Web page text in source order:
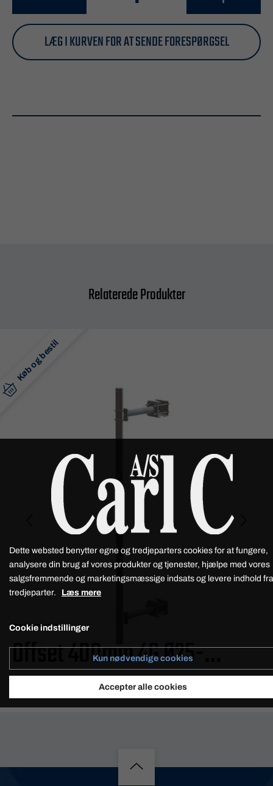
LÆG I KURVEN FOR AT SENDE FORESPØRGSEL
Relaterede Produkter
Køb og bestil
SHOPPEN
Offset 400mm 4G Ø25-
150mm
FORESPØRG PÅ PRODUKT
Dette websted benytter egne og tredjeparters cookies for at fungere,
analysere din brug af vores produkter og tjenester, hjælpe med vores
salgsfremmende og marketingsmæssige indsats og levere indhold fra
tredjeparter. Læs mere
Cookie indstillinger
Kun nødvendige cookies
Accepter alle cookies